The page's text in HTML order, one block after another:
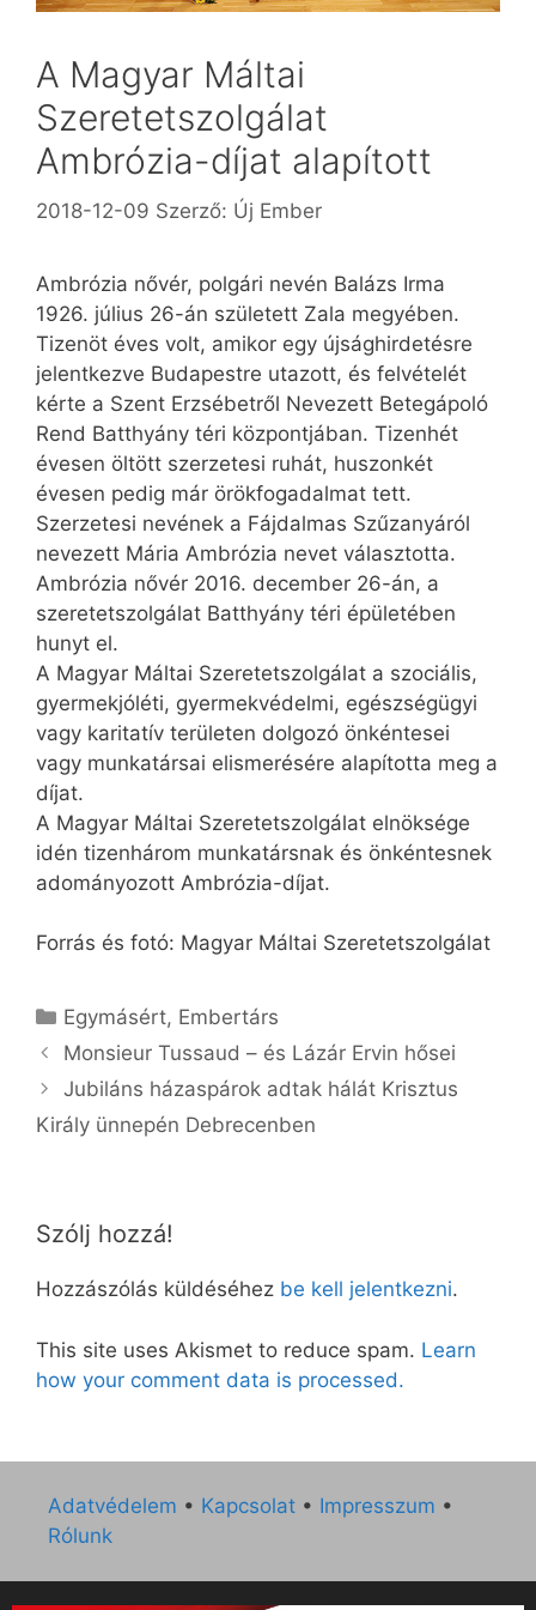
A Magyar Máltai
Szeretetszolgálat
Ambrózia-díjat alapított
2018-12-09 Szerző: Új Ember
Ambrózia nővér, polgári nevén Balázs Irma
1926. július 26-án született Zala megyében.
Tizenöt éves volt, amikor egy újsághirdetésre
jelentkezve Budapestre utazott, és felvételét
kérte a Szent Erzsébetről Nevezett Betegápoló
Rend Batthyány téri központjában. Tizenhét
évesen öltött szerzetesi ruhát, huszonkét
évesen pedig már örökfogadalmat tett.
Szerzetesi nevének a Fájdalmas Szűzanyáról
nevezett Mária Ambrózia nevet választotta.
Ambrózia nővér 2016. december 26-án, a
szeretetszolgálat Batthyány téri épületében
hunyt el.
A Magyar Máltai Szeretetszolgálat a szociális,
gyermekjóléti, gyermekvédelmi, egészségügyi
vagy karitatív területen dolgozó önkéntesei
vagy munkatársai elismerésére alapította meg a
díjat.
A Magyar Máltai Szeretetszolgálat elnöksége
idén tizenhárom munkatársnak és önkéntesnek
adományozott Ambrózia-díjat.
Forrás és fotó: Magyar Máltai Szeretetszolgálat
Kategória
Egymásért, Embertárs
Monsieur Tussaud – és Lázár Ervin hősei
Jubiláns házaspárok adtak hálát Krisztus
Király ünnepén Debrecenben
Szólj hozzá!
Hozzászólás küldéséhez be kell jelentkezni.
This site uses Akismet to reduce spam. Learn
how your comment data is processed.
Adatvédelem • Kapcsolat • Impresszum •
Rólunk